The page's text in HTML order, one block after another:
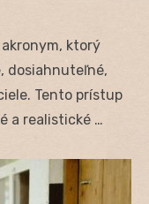
akronym, ktorý
dosiahnuteľné,
Tento prístup
a realistické …